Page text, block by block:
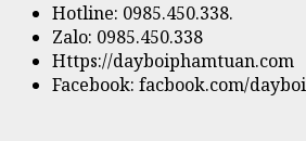
Hotline: 0985.450.338.
Zalo: 0985.450.338
Https://dayboiphamtuan.com
Facebook: facbook.com/